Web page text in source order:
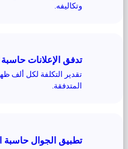
وتكاليفه.
تدفق الإعلانات
تقدير التكلفة لكل ألف
المتدفقة.
تطبيق الجوال حاسبة